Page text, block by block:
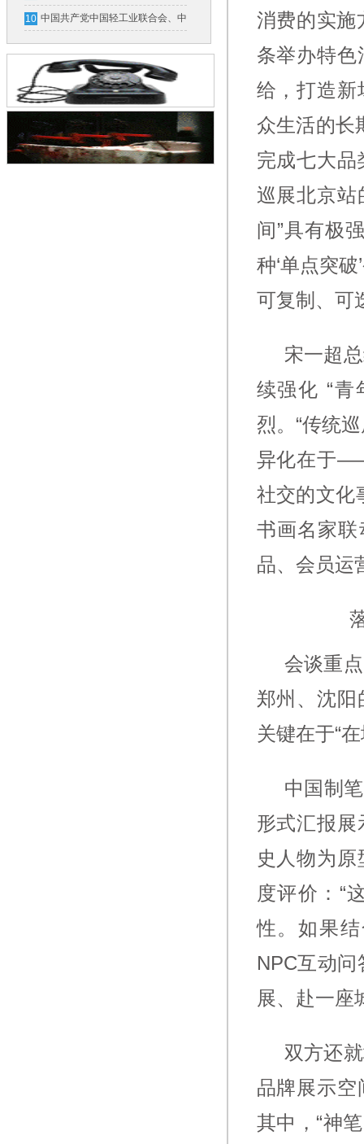
研
10 中国共产党中国轻工业联合会、中
华全国手工业合作总社第五次代表
大会在京召开
消费的实施
条举办特
给，打造新
众生活的长
完成七大品
巡展北京站
间”具有极
种‘单点突
可复制、可
宋一超
续强化 “青
烈。“传统
异化在于
社交的文化
书画名家
品、会员运
会谈重
郑州、沈阳
关键在于“
中国制
形式汇报
史人物为
度评价：“
性。如果
NPC互动
展、赴一座
双方还
品牌展示
其中，“神